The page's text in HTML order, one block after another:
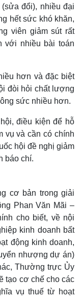
đổi), nhiều đại
hết sức khó khăn,
viên giảm sút rất
với nhiều bài toán
hơn và đặc biệt
đòi hỏi chất lượng
sức nhiều hơn.
điều kiện để hỗ
vụ và cần có chính
hội đề nghị giảm
báo chí.
cơ bản trong giải
Phan Văn Mãi –
cho biết, về nội
kinh doanh bất
động kinh doanh,
nhượng dự án)
Thường trực Ủy
tạo cơ chế cho các
vụ thuế từ hoạt